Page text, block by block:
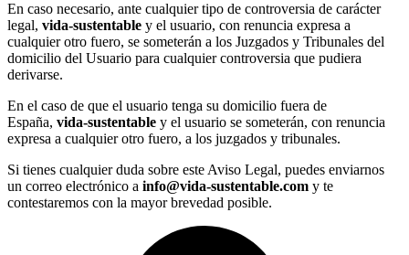
En caso necesario, ante cualquier tipo de controversia de carácter
legal, vida-sustentable y el usuario, con renuncia expresa a
cualquier otro fuero, se someterán a los Juzgados y Tribunales del
domicilio del Usuario para cualquier controversia que pudiera
derivarse.
En el caso de que el usuario tenga su domicilio fuera de
España, vida-sustentable y el usuario se someterán, con renuncia
expresa a cualquier otro fuero, a los juzgados y tribunales.
Si tienes cualquier duda sobre este Aviso Legal, puedes enviarnos
un correo electrónico a info@vida-sustentable.com y te
contestaremos con la mayor brevedad posible.